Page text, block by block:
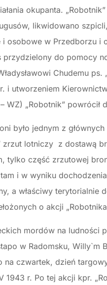
okupanta.
likwidowano
osobowe w Przedborzu i
przydzielony do pomocy
Chudemu
i utworzeniem
WZ) „Robotnik” powrócił
było jednym z
zrzut lotniczy z dostawą
tylko część zrzutowej
tam i w wyniku
a właściwy terytorialnie
o akcji
mordów na ludności
w Radomsku, Willy`m
na czwartek, dzień
1943 r. Po tej akcji kpr.